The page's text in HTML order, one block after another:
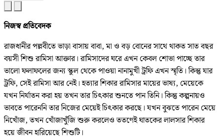
নিজস্ব প্রতিবেদক
রাজধানীর পল্লবীতে ভাড়া বাসায় বাবা, মা ও বড় বোনের সাথে থাকত সাত বছর
বয়সী শিশু রামিসা আক্তার। রামিসাদের ঘরে এখন কেবল শোভা পাচ্ছে তার
ভালো ফলাফলের জন্য স্কুল থেকে পাওয়া নানামুখী ট্রফি এখন স্মৃতি। কিন্তু যার
ট্রফি, সেই রামিসা আর নেই। হত্যার শিকার রামিসার মায়ের ভাষ্য, মেয়েকে
যখন নির্যাতন করা হয় তখন তার চিৎকার শুনতে পান তিনি। কিন্তু কল্পনায়ও
ভাবতে পারেননি তার নিজের মেয়েই চিৎকার করছে। যখন বুঝতে পারেন মেয়ে
নিখোঁজ, তখন খোঁজাখুঁজি শুরু করলেও ততণেই ঘাতকের লালসার শিকার
হয়ে জীবন হারিয়েছে শিশুটি।